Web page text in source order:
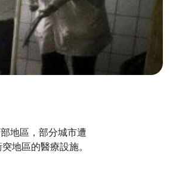
地區，部分城市遭
地區的醫療設施。